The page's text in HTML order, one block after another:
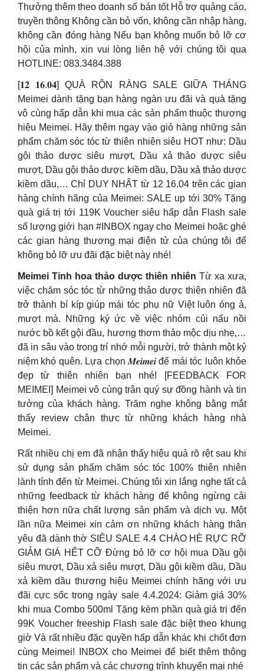
Thưởng thêm theo doanh số bán tốt Hỗ trợ quảng cáo,
truyền thông Không cần bỏ vốn, không cần nhập hàng,
không cần đóng hàng Nếu bạn không muốn bỏ lỡ cơ
hội của mình, xin vui lòng liên hệ với chúng tôi qua
HOTLINE: 083.3484.388
[𝟏𝟐 𝟏𝟔.𝟎𝟒] QUÀ RỘN RÀNG SALE GIỮA THÁNG
Meimei dành tặng bạn hàng ngàn ưu đãi và quà tặng
vô cùng hấp dẫn khi mua các sản phẩm thuộc thương
hiệu Meimei. Hãy thêm ngay vào giỏ hàng những sản
phẩm chăm sóc tóc từ thiên nhiên siêu HOT như: Dầu
gội thảo dược siêu mượt, Dầu xả thảo dược siêu
mượt, Dầu gội thảo dược kiềm dầu, Dầu xả thảo dược
kiềm dầu,… Chỉ DUY NHẤT từ 12 16.04 trên các gian
hàng chính hãng của Meimei: SALE up tới 30% Tặng
quà giá trị tới 119K Voucher siêu hấp dẫn Flash sale
số lượng giới hạn #INBOX ngay cho Meimei hoặc ghé
các gian hàng thương mại điện tử của chúng tôi để
không bỏ lỡ ưu đãi đặc biệt này nhé!
Meimei Tinh hoa thảo dược thiên nhiên Từ xa xưa,
việc chăm sóc tóc từ những thảo dược thiên nhiên đã
trở thành bí kíp giúp mái tóc phụ nữ Việt luôn óng ả,
mượt mà. Những ký ức về việc nhóm củi nấu nồi
nước bồ kết gội đầu, hương thơm thảo mộc dịu nhẹ,…
đã in sâu vào trong trí nhớ mỗi người, trở thành một kỷ
niệm khó quên. Lựa chọn 𝑴𝒆𝒊𝒎𝒆𝒊 để mái tóc luôn khỏe
đẹp từ thiên nhiên bạn nhé! [FEEDBACK FOR
MEIMEI] Meimei vô cùng trân quý sự đồng hành và tin
tưởng của khách hàng. Trăm nghe không bằng mắt
thấy review chân thực từ những khách hàng nhà
Meimei.
Rất nhiều chị em đã nhận thấy hiệu quả rõ rệt sau khi
sử dụng sản phẩm chăm sóc tóc 100% thiên nhiên
lành tính đến từ Meimei. Chúng tôi xin lắng nghe tất cả
những feedback từ khách hàng để không ngừng cải
thiện hơn nữa chất lượng sản phẩm và dịch vụ. Một
lần nữa Meimei xin cảm ơn những khách hàng thân
yêu đã dành thờ SIÊU SALE 4.4 CHÀO HÈ RỰC RỠ
GIẢM GIÁ HẾT CỠ Đừng bỏ lỡ cơ hội mua Dầu gội
siêu mượt, Dầu xả siêu mượt, Dầu gội kiềm dầu, Dầu
xả kiềm dầu thương hiệu Meimei chính hãng với ưu
đãi cực sốc trong ngày sale 4.4.2024: Giảm giá 30%
khi mua Combo 500ml Tặng kèm phần quà giá trị đến
99K Voucher freeship Flash sale đặc biệt theo khung
giờ Và rất nhiều đặc quyền hấp dẫn khác khi chốt đơn
cùng Meimei! INBOX cho Meimei để biết thêm thông
tin các sản phẩm và các chương trình khuyến mại nhé